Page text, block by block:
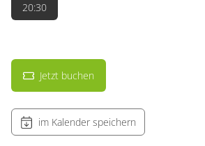
20:30
Jetzt buchen
im Kalender speichern